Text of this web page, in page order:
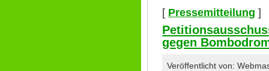
[ Pressemitteilung ]
gegen
Veröffentlicht von: